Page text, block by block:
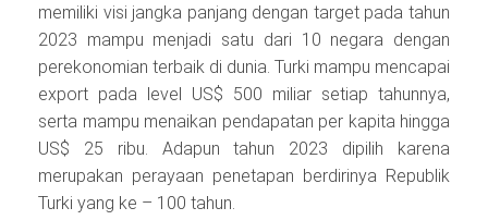
memiliki visi jangka panjang dengan target pada tahun
2023 mampu menjadi satu dari 10 negara dengan
perekonomian terbaik di dunia. Turki mampu mencapai
export pada level US$ 500 miliar setiap tahunnya,
serta mampu menaikan pendapatan per kapita hingga
US$ 25 ribu. Adapun tahun 2023 dipilih karena
merupakan perayaan penetapan berdirinya Republik
Turki yang ke – 100 tahun.